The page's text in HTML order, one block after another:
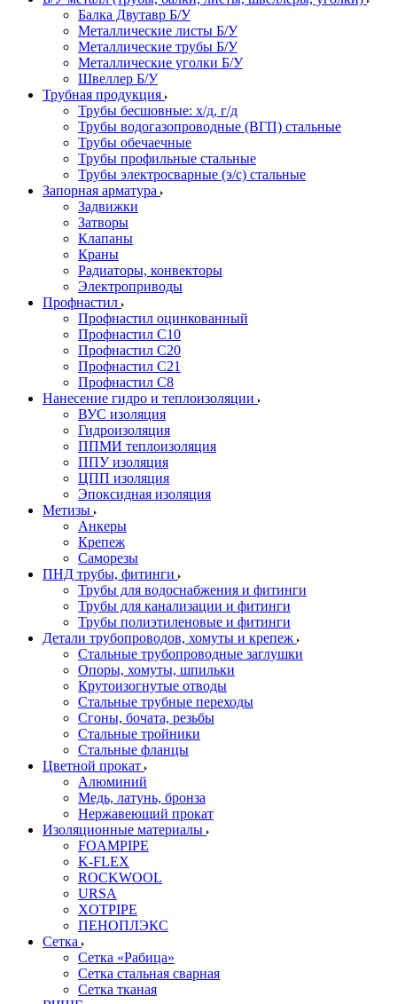
Балка Двутавр Б/У
Металлические листы Б/У
Металлические трубы Б/У
Металлические уголки Б/У
Швеллер Б/У
Трубная продукция
Трубы бесшовные: х/д, г/д
Трубы водогазопроводные (ВГП) стальные
Трубы обечаечные
Трубы профильные стальные
Трубы электросварные (э/с) стальные
Запорная арматура
Задвижки
Затворы
Клапаны
Краны
Радиаторы, конвекторы
Электроприводы
Профнастил
Профнастил оцинкованный
Профнастил С10
Профнастил С20
Профнастил С21
Профнастил С8
Нанесение гидро и теплоизоляции
ВУС изоляция
Гидроизоляция
ППМИ теплоизоляция
ППУ изоляция
ЦПП изоляция
Эпоксидная изоляция
Метизы
Анкеры
Крепеж
Саморезы
ПНД трубы, фитинги
Трубы для водоснабжения и фитинги
Трубы для канализации и фитинги
Трубы полиэтиленовые и фитинги
Детали трубопроводов, хомуты и крепеж
Стальные трубопроводные заглушки
Опоры, хомуты, шпильки
Крутоизогнутые отводы
Стальные трубные переходы
Сгоны, бочата, резьбы
Стальные тройники
Стальные фланцы
Цветной прокат
Алюминий
Медь, латунь, бронза
Нержавеющий прокат
Изоляционные материалы
FOAMPIPE
K-FLEX
ROCKWOOL
URSA
XOTPIPE
ПЕНОПЛЭКС
Сетка
Сетка «Рабица»
Сетка стальная сварная
Сетка тканая